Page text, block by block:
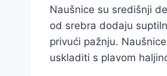
Naušnice su središnji
od srebra dodaju
privući pažnju.
uskladiti s plavom